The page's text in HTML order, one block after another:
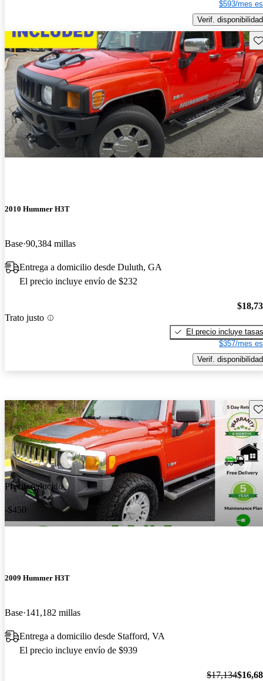
$593/mes
Verif. disponibilidad
2010 Hummer H3T
Base 90,384 millas
Entrega a domicilio desde Duluth, GA
El precio incluye envío de $232
Trato justo
El precio incluye tasas
$357/mes
Verif. disponibilidad
Precio reducido
-$450
2009 Hummer H3T
Base 141,182 millas
Entrega a domicilio desde Stafford, VA
El precio incluye envío de $939
$17,134